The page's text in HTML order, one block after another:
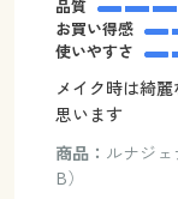
品質
お買い得感
使いやすさ
メイク時は綺
思います
商品： ルナジ
B）